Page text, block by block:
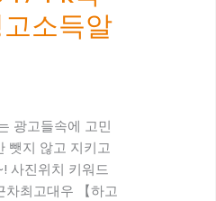
소득알
광고들속에 고민
뺏지 않고 지키고
사진위치 키워드
최고대우 【하고